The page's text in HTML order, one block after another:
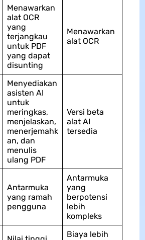
Menawarkan
alat OCR
yang
terjangkau
untuk PDF
yang dapat
disunting
Menawarkan
alat OCR
Menyediakan
asisten AI
untuk
meringkas,
menjelaskan,
menerjemahk
an, dan
menulis
ulang PDF
Versi beta
alat AI
tersedia
Antarmuka
yang ramah
pengguna
Antarmuka
yang
berpotensi
lebih
kompleks
Biaya lebih